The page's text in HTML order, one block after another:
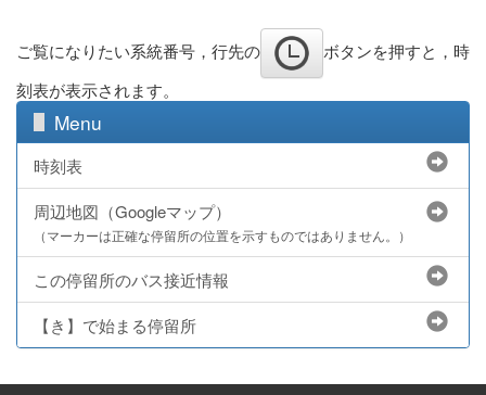
ご覧になりたい系統番号，行先の
ボタンを押すと，時
刻表が表示されます。
Menu
時刻表
周辺地図（Googleマップ）
（マーカーは正確な停留所の位置を示すものではありません。）
この停留所のバス接近情報
【き】で始まる停留所